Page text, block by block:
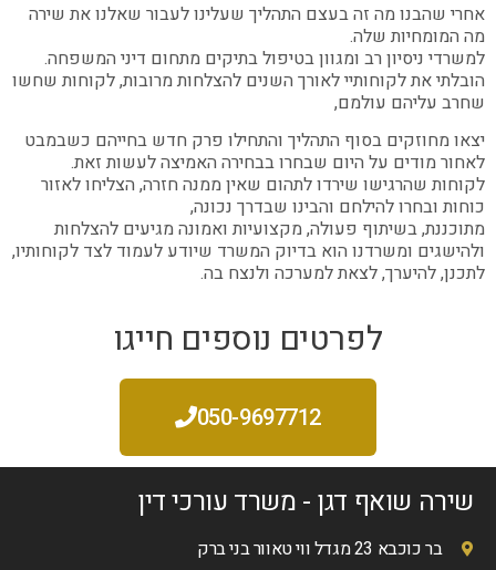
אחרי שהבנו מה זה בעצם התהליך שעלינו לעבור שאלנו את שירה
מה המומחיות שלה.
למשרדי ניסיון רב ומגוון בטיפול בתיקים מתחום דיני המשפחה.
הובלתי את לקוחותיי לאורך השנים להצלחות מרובות, לקוחות שחשו
שחרב עליהם עולמם,
יצאו מחוזקים בסוף התהליך והתחילו פרק חדש בחייהם כשבמבט
לאחור מודים על היום שבחרו בבחירה האמיצה לעשות זאת.
לקוחות שהרגישו שירדו לתהום שאין ממנה חזרה, הצליחו לאזור
כוחות ובחרו להילחם והבינו שבדרך נכונה,
מתוכננת, בשיתוף פעולה, מקצועיות ואמונה מגיעים להצלחות
ולהישגים ומשרדנו הוא בדיוק המשרד שיודע לעמוד לצד לקוחותיו,
לתכנן, להיערך, לצאת למערכה ולנצח בה.
לפרטים נוספים חייגו
050-9697712
שירה שואף דגן - משרד עורכי דין
בר כוכבא 23 מגדל ווי טאוור בני ברק